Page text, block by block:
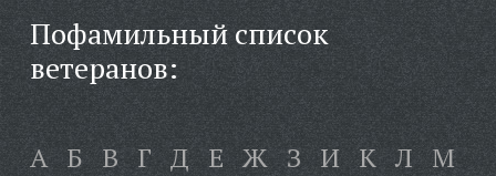
Пофамильный список
ветеранов:
А Б В Г Д Е Ж З И К Л М